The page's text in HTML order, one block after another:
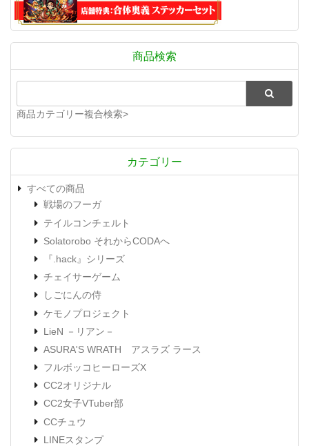
商品検索
商品カテゴリー複合検索>
カテゴリー
すべての商品
戦場のフーガ
テイルコンチェルト
Solatorobo それからCODAへ
『.hack』シリーズ
チェイサーゲーム
しごにんの侍
ケモノプロジェクト
LieN －リアン－
ASURA'S WRATH アスラズ ラース
フルボッコヒーローズX
CC2オリジナル
CC2女子VTuber部
CCチュウ
LINEスタンプ